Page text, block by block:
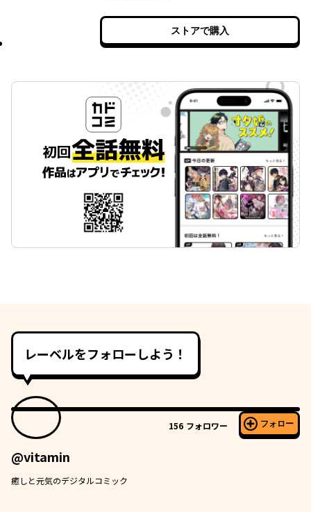
ストアで購入
レーベルをフォローしよう！
156 フォロワー フォロー
@vitamin
癒しと元気のデジタルコミック